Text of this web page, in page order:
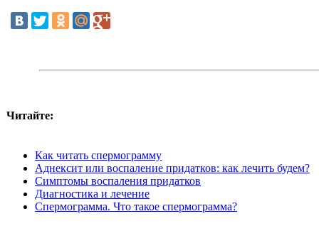
Читайте:
Как читать спермограмму
Аднексит или воспаление придатков: как лечить будем?
Симптомы воспаления придатков
Диагностика и лечение
Спермограмма. Что такое спермограмма?